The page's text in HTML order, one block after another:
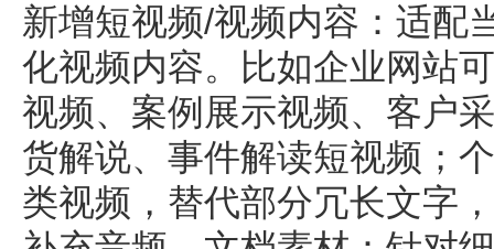
新增短视频/视频内容：适配
化视频内容。比如企业网站
视频、案例展示视频、客户
货解说、事件解读短视频；
类视频，替代部分冗长文字